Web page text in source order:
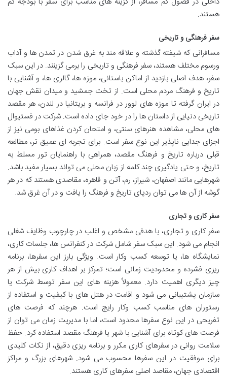
هستند.
سفر فرهنگی و تاریخی
مسافرانی که شیفته گذشته و علاقه مند به غرق شدن در تمدن ها و آداب
ورسوم مختلف هستند، سفر فرهنگی و تاریخی را برمی گزینند. در این سبک
سفر، هدف اصلی بازدید از اماکن باستانی، موزه ها، گالری ها، و آشنایی با
تاریخ و فرهنگ مردم محلی است. از تخت جمشید و میدان نقش جهان
در ایران گرفته تا موزه های لوور در فرانسه و بریتانیا در لندن، هر مقصد
تاریخی دنیایی از داستان ها را در خود جای داده است. شرکت در فستیوال
های محلی، مشاهده هنرهای سنتی، و امتحان کردن غذاهای بومی نیز از
اجزای جدایی ناپذیر این نوع سفر است. برای تجربه ای عمیق تر، مطالعه
قبلی درباره تاریخ و فرهنگ مقصد، همراهی با راهنمایان تور مسلط به
تاریخ، و حتی یادگیری چند کلمه از زبان محلی می تواند بسیار مفید باشد.
شهرهایی مانند اصفهان، شیراز، رم، آتن و قاهره، مقاصدی هستند که در هر
گوشه از آن ها می توان ردپای تاریخ و فرهنگ را یافت و در آن غرق شد.
سفر کاری و تجاری
سفر کاری و تجاری، با هدفی مشخص و اغلب در چارچوب وظایف شغلی
انجام می شود. این سبک سفر شامل شرکت در کنفرانس ها، جلسات کاری،
نمایشگاه ها، یا توسعه کسب وکار است. ویژگی بارز این سفرها، برنامه
ریزی فشرده و محدودیت زمانی است؛ تمرکز بر اهداف کاری بیش از هر
چیز دیگری اهمیت دارد. معمولاً هزینه های این سفر توسط شرکت یا
سازمان پشتیبانی می شود و اقامت در هتل های با کیفیت و استفاده از
رستوران های مناسب کسب وکار رایج است. هرچند که فرصت های
تفریحی در این نوع سفرها محدود است، اما با مدیریت زمان می توان از
فرصت های کوتاه برای آشنایی با شهر یا فرهنگ مقصد استفاده کرد. حفظ
سلامت روانی در سفرهای کاری مکرر و برنامه ریزی دقیق، از نکات کلیدی
برای موفقیت در این سفرها محسوب می شود. شهرهای بزرگ و مراکز
اقتصادی جهان، مقاصد اصلی سفرهای کاری هستند.